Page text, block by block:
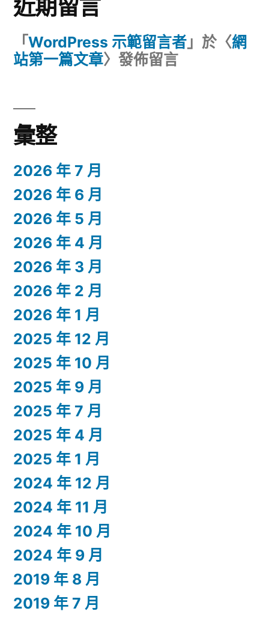
近期留言
「 WordPress 示範留言者 」於〈網
站第一篇文章〉發佈留言
彙整
2026 年 7 月
2026 年 6 月
2026 年 5 月
2026 年 4 月
2026 年 3 月
2026 年 2 月
2026 年 1 月
2025 年 12 月
2025 年 10 月
2025 年 9 月
2025 年 7 月
2025 年 4 月
2025 年 1 月
2024 年 12 月
2024 年 11 月
2024 年 10 月
2024 年 9 月
2019 年 8 月
2019 年 7 月